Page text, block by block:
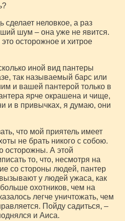
сделает неловкое, а раз
шум – она уже не явится.
осторожное и хитрое
иной вид пантеры
так называемый барс или
и вашей пантерой только в
ярче окрашена и чище,
и в привычках, я думаю, они
что мой приятель имеет
не брать никого с собою.
осторожны. А этой
то, что, несмотря на
со стороны людей, пантер
у людей ужаса, как
охотников, чем на
легче уничтожать, чем
Пойду садиться, –
и Аиса.